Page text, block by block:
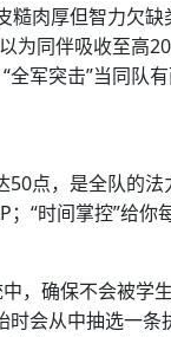
糙肉厚但智力欠
为同伴吸收至高
全军突击”当同队
点，是全队的
“时间掌控”给
，确保不会被学
时会从中抽选一